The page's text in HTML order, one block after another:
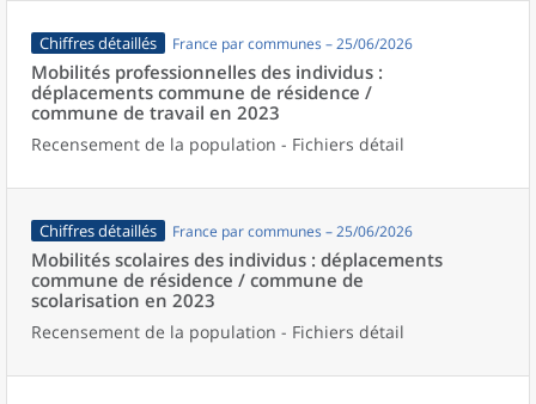
Chiffres détaillés France par communes – 25/06/2026
Mobilités professionnelles des individus :
déplacements commune de résidence /
commune de travail en 2023
Recensement de la population - Fichiers détail
Chiffres détaillés France par communes – 25/06/2026
Mobilités scolaires des individus : déplacements
commune de résidence / commune de
scolarisation en 2023
Recensement de la population - Fichiers détail